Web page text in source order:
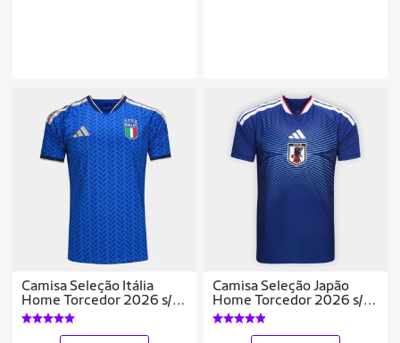
Camisa Seleção Itália
Home Torcedor 2026 s/n
Adidas Masculina
Camisa Seleção Japão
Home Torcedor 2026 s/n
Adidas Masculina